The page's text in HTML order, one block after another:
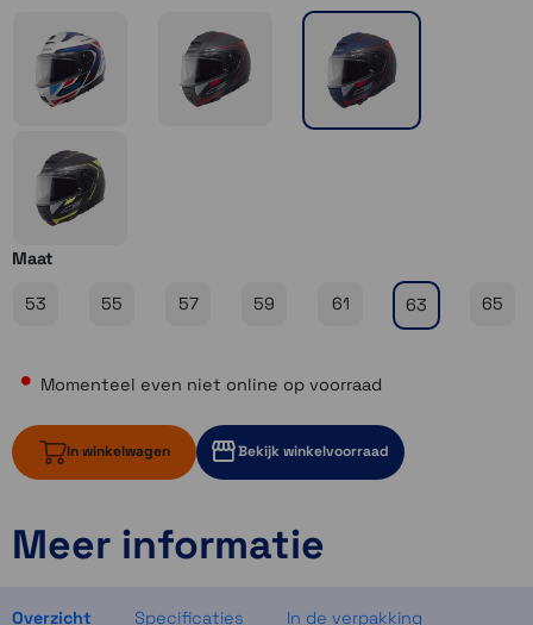
Maat
53 55 57 59 61 63 65
Momenteel even niet online op voorraad
In winkelwagen Bekijk winkelvoorraad
Momenteel even niet op voorraad
Momenteel even niet op voorraad
Meer informatie
Overzicht Specificaties In de verpakking